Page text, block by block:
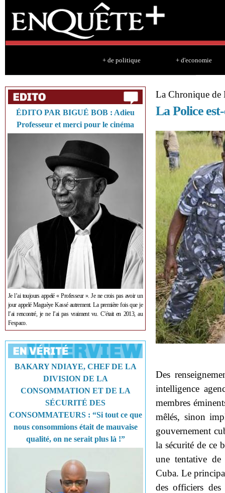
+ de politique + d'economie
ÉDITO PAR BIGUÉ BOB : Adieu
Professeur et merci pour le cinéma
Je l’ai toujours appelé « Professeur ». Je ne crois pas avoir un
jour appelé Maguèye Kassé autrement. La première fois que je
l’ai rencontré, je ne l’ai pas vraiment vu. C’était en 2013, au
Fespaco.
BAKARY NDIAYE, CHEF DE LA
DIVISION DE LA
CONSOMMATION ET DE LA
SÉCURITÉ DES
CONSOMMATEURS : “Si tout ce que
nous consommions était de mauvaise
qualité, on ne serait plus là !”
La Chronique
La Police
Des
intelligence
membres
mêlés, sinon
gouvernement
la sécurité de ce
une tentative
Cuba. Le
des officiers des